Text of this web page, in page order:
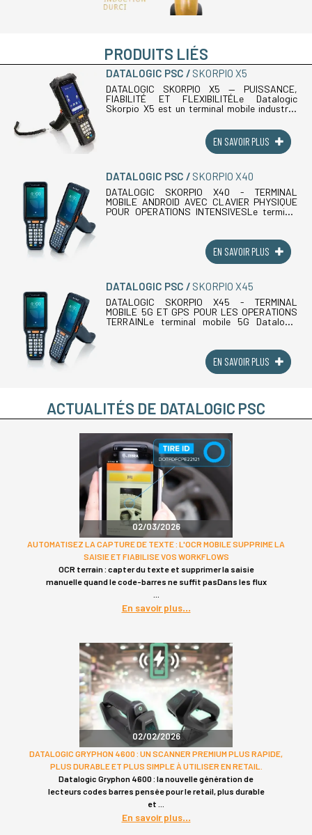
PRODUITS LIÉS
DATALOGIC PSC SKORPIO X5
DATALOGIC SKORPIO X5 — PUISSANCE,
FIABILITÉ ET FLEXIBILITÉLe Datalogic
Skorpio X5 est un terminal mobile industriel
dans les entrepôts, les points de vente et (...)
EN SAVOIR PLUS
DATALOGIC PSC SKORPIO X40
DATALOGIC SKORPIO X40 - TERMINAL
MOBILE ANDROID AVEC CLAVIER PHYSIQUE
POUR OPERATIONS INTENSIVESLe terminal
EN SAVOIR PLUS
DATALOGIC PSC SKORPIO X45
DATALOGIC SKORPIO X45 - TERMINAL
MOBILE 5G ET GPS POUR LES OPERATIONS
TERRAINLe terminal mobile 5G Datalogic
EN SAVOIR PLUS
ACTUALITÉS DE DATALOGIC PSC
02/03/2026
AUTOMATISEZ LA CAPTURE DE TEXTE : L'OCR MOBILE SUPPRIME LA
SAISIE ET FIABILISE VOS WORKFLOWS
OCR terrain : capter du texte et supprimer la saisie
manuelle quand le code-barres ne suffit pasDans les flux
En savoir plus
02/02/2026
DATALOGIC GRYPHON 4600 : UN SCANNER PREMIUM PLUS RAPIDE,
PLUS DURABLE ET PLUS SIMPLE À UTILISER EN RETAIL.
Datalogic Gryphon 4600 : la nouvelle génération de
lecteurs codes barres pensée pour le retail, plus durable
et
En savoir plus